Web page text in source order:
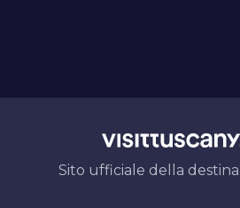
Sito ufficiale della